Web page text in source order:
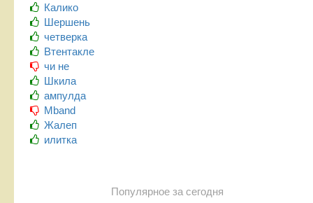
Калико
Шершень
четверка
Втентакле
чи не
Шкила
ампулда
Mband
Жалеп
илитка
Популярное за сегодня